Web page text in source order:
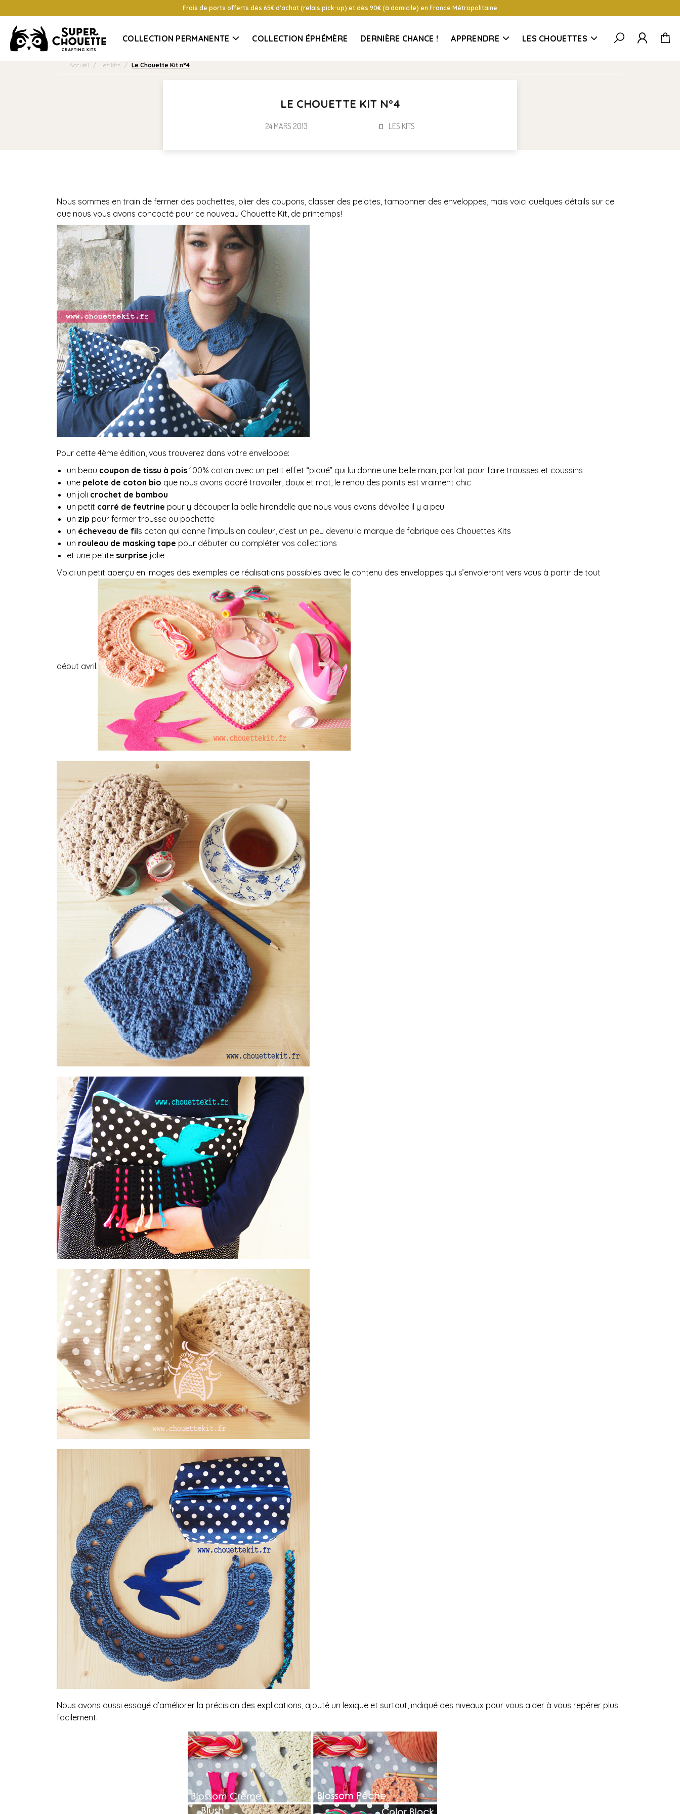
Frais de ports offerts dès 65€ d’achat (relais pick-up) et dès 90€ (à domicile) en France Métropolitaine
COLLECTION PERMANENTE COLLECTION ÉPHÉMÈRE DERNIÈRE CHANCE ! APPRENDRE LES CHOUETTES
Accueil / Les kits / Le Chouette Kit n°4
LE CHOUETTE KIT N°4
24 MARS 2013 LES KITS
Nous sommes en train de fermer des pochettes, plier des coupons, classer des pelotes, tamponner des enveloppes, mais voici quelques détails sur ce
que nous vous avons concocté pour ce nouveau Chouette Kit, de printemps!
Pour cette 4ème édition, vous trouverez dans votre enveloppe:
un beau coupon de tissu à pois 100% coton avec un petit effet “piqué” qui lui donne une belle main, parfait pour faire trousses et coussins
une pelote de coton bio que nous avons adoré travailler, doux et mat, le rendu des points est vraiment chic
un joli crochet de bambou
un petit carré de feutrine pour y découper la belle hirondelle que nous vous avons dévoilée il y a peu
un zip pour fermer trousse ou pochette
un écheveau de fils coton qui donne l’impulsion couleur, c’est un peu devenu la marque de fabrique des Chouettes Kits
un rouleau de masking tape pour débuter ou compléter vos collections
et une petite surprise jolie
Voici un petit aperçu en images des exemples de réalisations possibles avec le contenu des enveloppes qui s’envoleront vers vous à partir de tout
début avril.
Nous avons aussi essayé d’améliorer la précision des explications, ajouté un lexique et surtout, indiqué des niveaux pour vous aider à vous repérer plus
facilement.